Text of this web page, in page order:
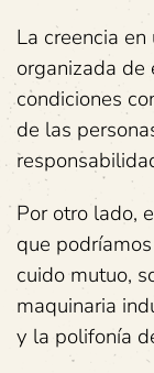
La creencia
organizada de
condiciones
de las
Por otro lado,
que
cuido mutuo,
maquinaria
y la polifonía